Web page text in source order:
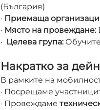
(България)
· Приемаща
· Място на провеждане:
· Целева група:
Накратко за
В рамките на
· Посрещаме
· Провеждаме